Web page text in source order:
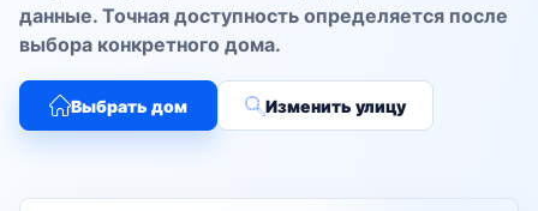
данные. Точная доступность определяется после
выбора конкретного дома.
Выбрать дом Изменить улицу